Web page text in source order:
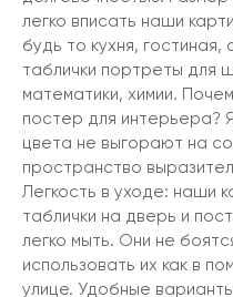
легко вписать наши
будь то кухня,
таблички портреты для
математики, химии.
постер для интерьера?
цвета не выгорают на
пространство
Легкость в уходе: наши
таблички на дверь и
легко мыть. Они не
использовать их как в
улице. Удобные